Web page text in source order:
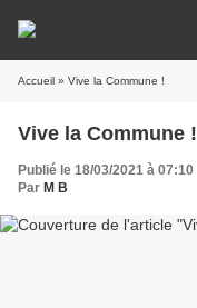
Accueil » Vive la Commune !
Vive la Commune !
Publié le 18/03/2021 à 07:10
Par M B